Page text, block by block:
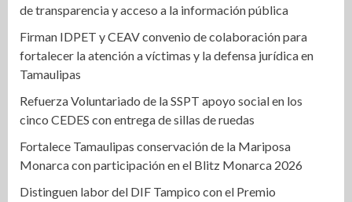
de transparencia y acceso a la información pública
Firman IDPET y CEAV convenio de colaboración para
fortalecer la atención a víctimas y la defensa jurídica en
Tamaulipas
Refuerza Voluntariado de la SSPT apoyo social en los
cinco CEDES con entrega de sillas de ruedas
Fortalece Tamaulipas conservación de la Mariposa
Monarca con participación en el Blitz Monarca 2026
Distinguen labor del DIF Tampico con el Premio